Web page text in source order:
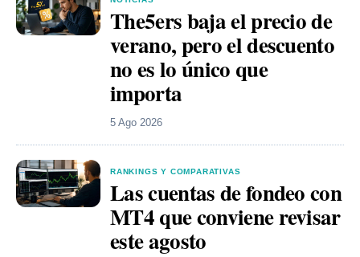
The5ers baja el precio de
verano, pero el descuento
no es lo único que
importa
5 Ago 2026
RANKINGS Y COMPARATIVAS
Las cuentas de fondeo con
MT4 que conviene revisar
este agosto